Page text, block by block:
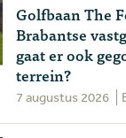
Golfbaan The
Brabantse
gaat er ook
terrein?
7 augustus 2026